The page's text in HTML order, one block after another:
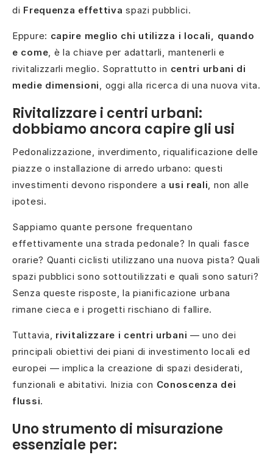
di Frequenza effettiva spazi pubblici.
Eppure: capire meglio chi utilizza i locali, quando
e come, è la chiave per adattarli, mantenerli e
rivitalizzarli meglio. Soprattutto in centri urbani di
medie dimensioni, oggi alla ricerca di una nuova vita.
Rivitalizzare i centri urbani:
dobbiamo ancora capire gli usi
Pedonalizzazione, inverdimento, riqualificazione delle
piazze o installazione di arredo urbano: questi
investimenti devono rispondere a usi reali, non alle
ipotesi.
Sappiamo quante persone frequentano
effettivamente una strada pedonale? In quali fasce
orarie? Quanti ciclisti utilizzano una nuova pista? Quali
spazi pubblici sono sottoutilizzati e quali sono saturi?
Senza queste risposte, la pianificazione urbana
rimane cieca e i progetti rischiano di fallire.
Tuttavia, rivitalizzare i centri urbani — uno dei
principali obiettivi dei piani di investimento locali ed
europei — implica la creazione di spazi desiderati,
funzionali e abitativi. Inizia con Conoscenza dei
flussi.
Uno strumento di misurazione
essenziale per: